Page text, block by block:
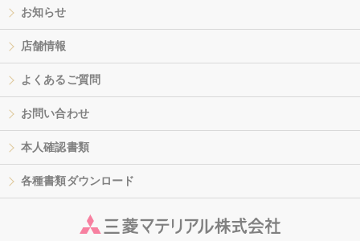
お知らせ
店舗情報
よくあるご質問
お問い合わせ
本人確認書類
各種書類ダウンロード